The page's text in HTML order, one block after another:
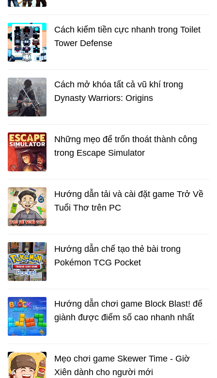
Cách kiếm tiền cực nhanh trong Toilet
Tower Defense
Cách mở khóa tất cả vũ khí trong
Dynasty Warriors: Origins
Những mẹo để trốn thoát thành công
trong Escape Simulator
Hướng dẫn tải và cài đặt game Trở Về
Tuổi Thơ trên PC
Hướng dẫn chế tạo thẻ bài trong
Pokémon TCG Pocket
Hướng dẫn chơi game Block Blast! để
giành được điểm số cao nhanh nhất
Mẹo chơi game Skewer Time - Giờ
Xiên dành cho người mới